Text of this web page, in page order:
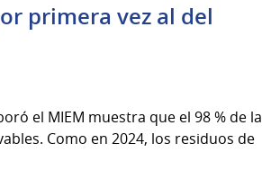
primera vez al del
el MIEM muestra que el 98 % de la
Como en 2024, los residuos de